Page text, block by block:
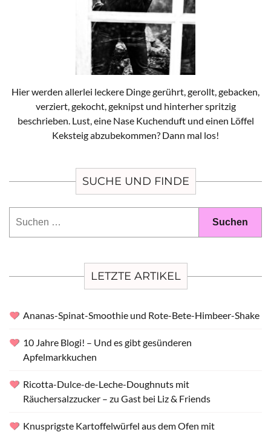
Hier werden allerlei leckere Dinge gerührt, gerollt, gebacken,
verziert, gekocht, geknipst und hinterher spritzig
beschrieben. Lust, eine Nase Kuchenduft und einen Löffel
Keksteig abzubekommen? Dann mal los!
SUCHE UND FINDE
LETZTE ARTIKEL
Ananas-Spinat-Smoothie und Rote-Bete-Himbeer-Shake
10 Jahre Blogi! – Und es gibt gesünderen
Apfelmarkkuchen
Ricotta-Dulce-de-Leche-Doughnuts mit
Räuchersalzzucker – zu Gast bei Liz & Friends
Knusprigste Kartoffelwürfel aus dem Ofen mit